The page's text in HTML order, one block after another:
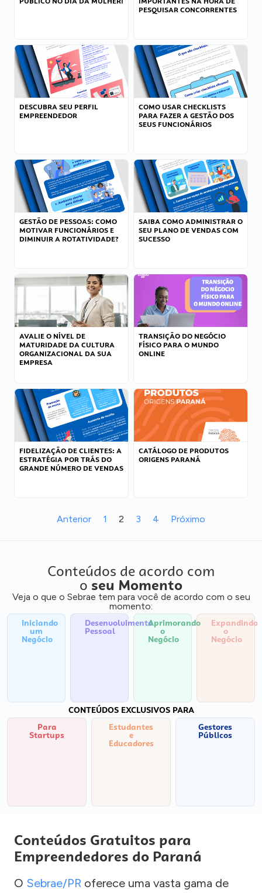
PESQUISAR CONCORRENTES
DESCUBRA SEU PERFIL
EMPREENDEDOR
COMO USAR CHECKLISTS
PARA FAZER A GESTÃO DOS
SEUS FUNCIONÁRIOS
GESTÃO DE PESSOAS: COMO
MOTIVAR FUNCIONÁRIOS E
DIMINUIR A ROTATIVIDADE?
SAIBA COMO ADMINISTRAR O
SEU PLANO DE VENDAS COM
SUCESSO
AVALIE O NÍVEL DE
MATURIDADE DA CULTURA
ORGANIZACIONAL DA SUA
EMPRESA
TRANSIÇÃO DO NEGÓCIO
FÍSICO PARA O MUNDO
ONLINE
FIDELIZAÇÃO DE CLIENTES: A
ESTRATÉGIA POR TRÁS DO
GRANDE NÚMERO DE VENDAS
CATÁLOGO DE PRODUTOS
ORIGENS PARANÁ
Anterior 1 2 3 4 Próximo
Conteúdos de acordo com
o seu Momento
Veja o que o Sebrae tem para você de acordo com o seu
momento:
Iniciando
um
Negócio
Desenvolvimento
Pessoal
Aprimorando
o
Negócio
Expandindo
o
Negócio
CONTEÚDOS EXCLUSIVOS PARA
Para
Startups
Estudantes
e
Educadores
Gestores
Públicos
Conteúdos Gratuitos para
Empreendedores do Paraná
O Sebrae/PR oferece uma vasta gama de